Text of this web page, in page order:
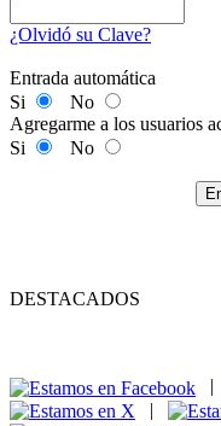
¿Olvidó su Clave?
Entrada automática
Si
No
Agregarme a los usuarios
Si
No
DESTACADOS
|